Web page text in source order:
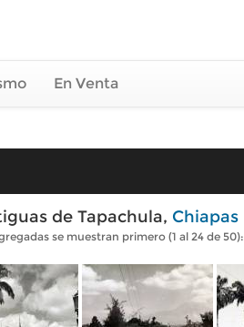
En Venta
de Tapachula, Chiapas
se muestran primero (1 al 24 de 50):